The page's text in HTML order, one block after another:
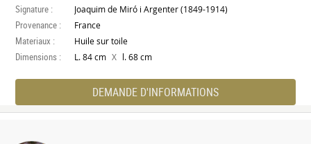
Signature : Joaquim de Miró i Argenter (1849-1914)
Provenance : France
Materiaux : Huile sur toile
Dimensions : L. 84 cm X l. 68 cm
DEMANDE D'INFORMATIONS